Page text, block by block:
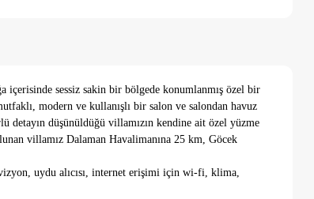
sessiz sakin bir bölgede konumlanmış özel bir
modern ve kullanışlı bir salon ve salondan havuz
düşünüldüğü villamızın kendine ait özel yüzme
villamız Dalaman Havalimanına 25 km, Göcek
uydu alıcısı, internet erişimi için wi-fi, klima,